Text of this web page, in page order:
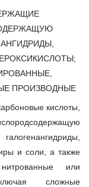
ПРОИЗВОДНЫЕ
кислоты,
и соли, а также
или
сложные